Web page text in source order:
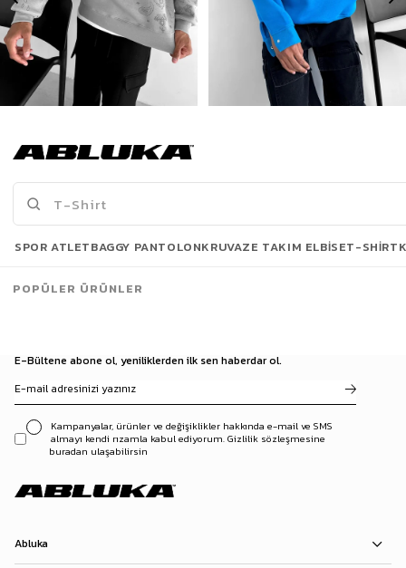
Erkek Oversize Baskılı Sweatshirt Gri
Son Bakılanlar
E-Bültene abone ol, yeniliklerden ilk sen haberdar ol.
Kampanyalar, ürünler ve değişiklikler hakkında e-mail ve SMS
almayı kendi rızamla kabul ediyorum. Gizlilik sözleşmesine
buradan ulaşabilirsin
Abluka
SPOR ATLETBAGGY PANTOLONKRUVAZE TAKIM ELBISET-SHIRT
POPÜLER ÜRÜNLER